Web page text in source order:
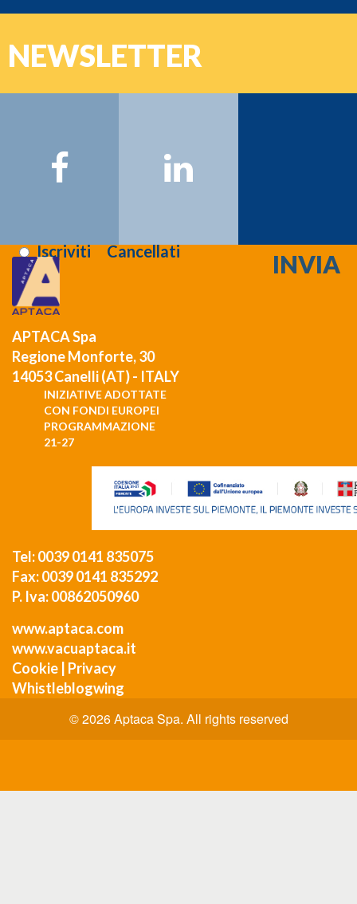
NEWSLETTER
Email:
IscrivitiCancellati
APTACA Spa
Regione Monforte, 30
14053 Canelli (AT) - ITALY
INIZIATIVE ADOTTATE
CON FONDI EUROPEI
PROGRAMMAZIONE
21-27
Tel: 0039 0141 835075
Fax: 0039 0141 835292
P. Iva: 00862050960
www.aptaca.com
www.vacuaptaca.it
Cookie Privacy
Whistleblogwing
© 2026 Aptaca Spa. All rights reserved